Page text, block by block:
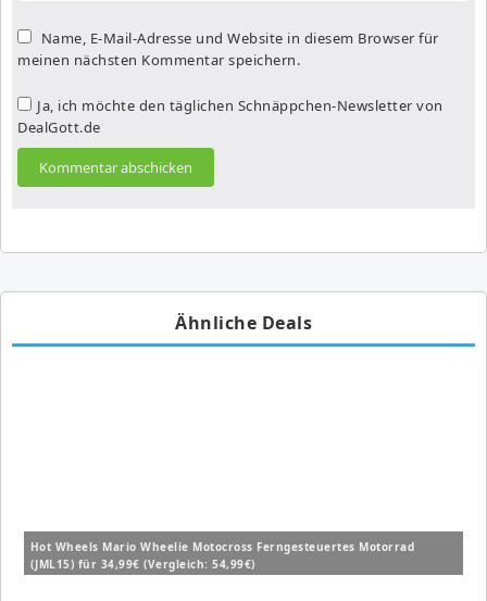
Name, E-Mail-Adresse und Website in diesem Browser für
meinen nächsten Kommentar speichern.
Ja, ich möchte den täglichen Schnäppchen-Newsletter von
DealGott.de
Ähnliche Deals
Hot Wheels Mario Wheelie Motocross Ferngesteuertes Motorrad
(JML15) für 34,99€ (Vergleich: 54,99€)